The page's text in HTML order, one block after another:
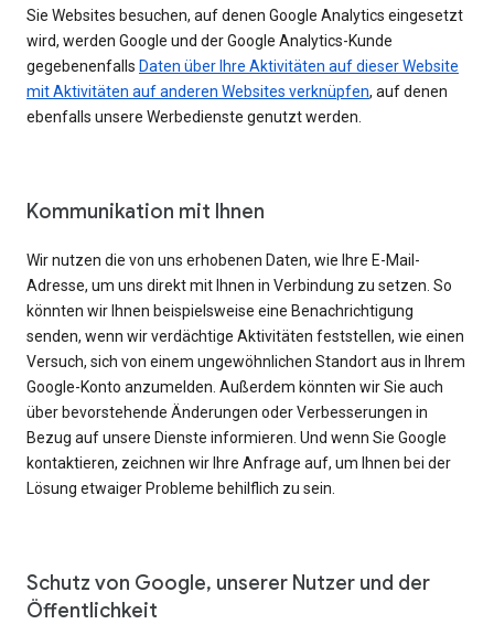
Sie Websites besuchen, auf denen Google Analytics eingesetzt
wird, werden Google und der Google Analytics-Kunde
gegebenenfalls Daten über Ihre Aktivitäten auf dieser Website
mit Aktivitäten auf anderen Websites verknüpfen, auf denen
ebenfalls unsere Werbedienste genutzt werden.
Kommunikation mit Ihnen
Wir nutzen die von uns erhobenen Daten, wie Ihre E-Mail-
Adresse, um uns direkt mit Ihnen in Verbindung zu setzen. So
könnten wir Ihnen beispielsweise eine Benachrichtigung
senden, wenn wir verdächtige Aktivitäten feststellen, wie einen
Versuch, sich von einem ungewöhnlichen Standort aus in Ihrem
Google-Konto anzumelden. Außerdem könnten wir Sie auch
über bevorstehende Änderungen oder Verbesserungen in
Bezug auf unsere Dienste informieren. Und wenn Sie Google
kontaktieren, zeichnen wir Ihre Anfrage auf, um Ihnen bei der
Lösung etwaiger Probleme behilflich zu sein.
Schutz von Google, unserer Nutzer und der
Öffentlichkeit